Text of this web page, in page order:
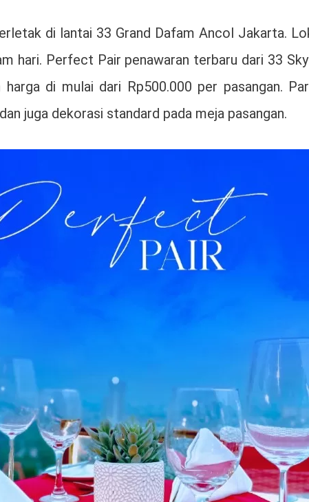
di lantai 33 Grand Dafam Ancol Jakarta.
hari. Perfect Pair penawaran terbaru dari 33
di mulai dari Rp500.000 per pasangan.
juga dekorasi standard pada meja pasangan.